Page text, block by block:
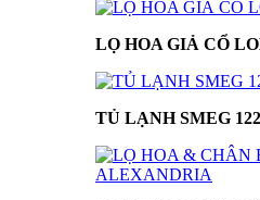
LỌ HOA GIẢ CỔ
TỦ LẠNH SMEG